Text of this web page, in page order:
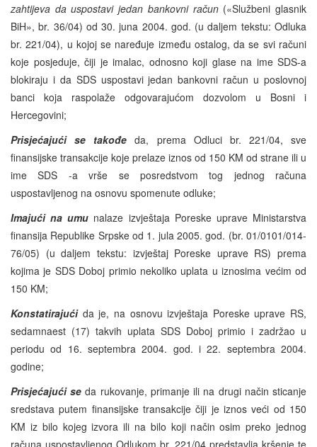
zahtijeva da uspostavi jedan bankovni račun («Službeni glasnik
BiH», br. 36/04) od 30. juna 2004. god. (u daljem tekstu: Odluka
br. 221/04), u kojoj se naređuje između ostalog, da se svi računi
koje posjeduje, čiji je imalac, odnosno koji glase na ime SDS-a
blokiraju i da SDS uspostavi jedan bankovni račun u poslovnoj
banci koja raspolaže odgovarajućom dozvolom u Bosni i
Hercegovini;
Prisjećajući se takođeda, prema Odluci br. 221/04, sve
finansijske transakcije koje prelaze iznos od 150 KM od strane ili u
ime SDS -a vrše se posredstvom tog jednog računa
uspostavljenog na osnovu spomenute odluke;
Imajući na umu nalaze izvještaja Poreske uprave Ministarstva
finansija Republike Srpske od 1. jula 2005. god. (br. 01/0101/014-
76/05) (u daljem tekstu: izvještaj Poreske uprave RS) prema
kojima je SDS Doboj primio nekoliko uplata u iznosima većim od
150 KM;
Konstatirajući da je, na osnovu izvještaja Poreske uprave RS,
sedamnaest (17) takvih uplata SDS Doboj primio i zadržao u
periodu od 16. septembra 2004. god. i 22. septembra 2004.
godine;
Prisjećajući seda rukovanje, primanje ili na drugi način sticanje
sredstava putem finansijske transakcije čiji je iznos veći od 150
KM iz bilo kojeg izvora ili na bilo koji način osim preko jednog
računa uspostavljenog Odlukom br. 221/04 predstavlja kršenje te